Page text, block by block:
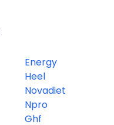
Energy
Heel
Novadiet
Npro
Ghf